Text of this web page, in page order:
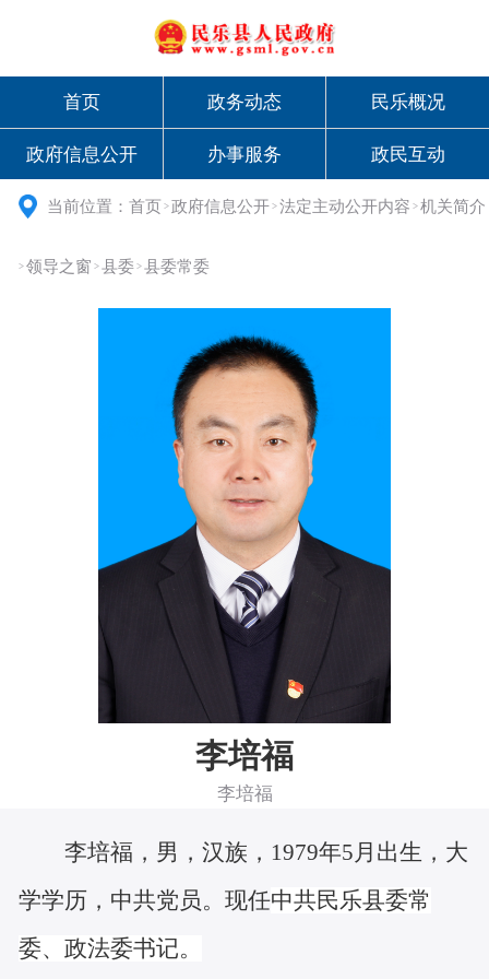
首页 政务动态 民乐概况
政府信息公开 办事服务 政民互动
当前位置：首页 > 政府信息公开 >法定主动公开内容 >机关简介
>领导之窗 >县委 >县委常委
李培福
李培福
李培福， 男，汉族， 1979年5月出生， 大
学学历，中共党员。现任中共民乐县委常
委、政法委书记。